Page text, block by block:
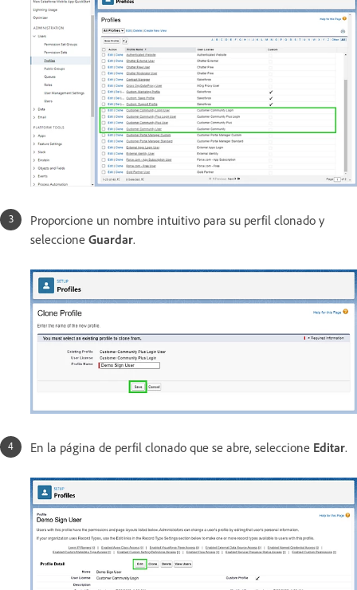
Proporcione un nombre intuitivo para su perfil clonado y
seleccione Guardar.
En la página de perfil clonado que se abre, seleccione Editar.